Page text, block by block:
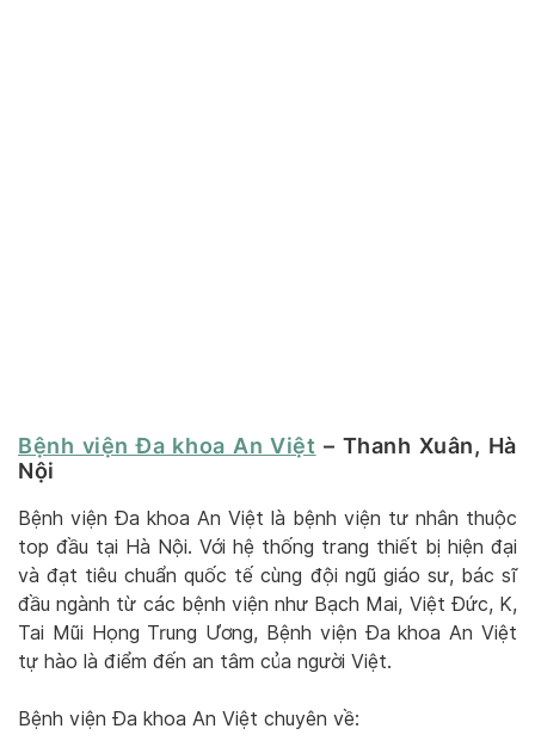
Bệnh viện Đa khoa An Việt – Thanh Xuân, Hà
Nội
Bệnh viện Đa khoa An Việt là bệnh viện tư nhân thuộc
top đầu tại Hà Nội. Với hệ thống trang thiết bị hiện đại
và đạt tiêu chuẩn quốc tế cùng đội ngũ giáo sư, bác sĩ
đầu ngành từ các bệnh viện như Bạch Mai, Việt Đức, K,
Tai Mũi Họng Trung Ương, Bệnh viện Đa khoa An Việt
tự hào là điểm đến an tâm của người Việt.
Bệnh viện Đa khoa An Việt chuyên về: